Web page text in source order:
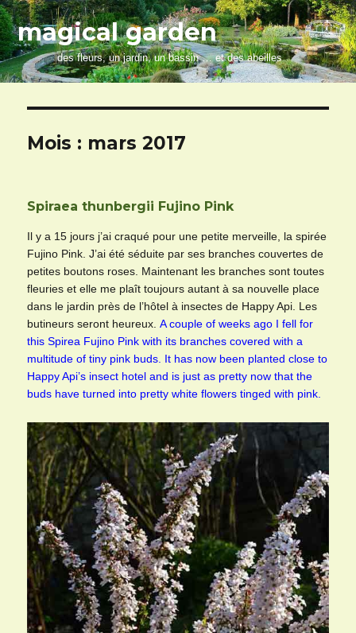
magical garden
des fleurs, un jardin, un bassin … et des abeilles
Mois : mars 2017
Spiraea thunbergii Fujino Pink
Il y a 15 jours j’ai craqué pour une petite merveille, la spirée
Fujino Pink. J’ai été séduite par ses branches couvertes de
petites boutons roses. Maintenant les branches sont toutes
fleuries et elle me plaît toujours autant à sa nouvelle place
dans le jardin près de l’hôtel à insectes de Happy Api. Les
butineurs seront heureux.A couple of weeks ago I fell for
this Spirea Fujino Pink with its branches covered with a
multitude of tiny pink buds. It has now been planted close to
Happy Api’s insect hotel and is just as pretty now that the
buds have turned into pretty white flowers tinged with pink.